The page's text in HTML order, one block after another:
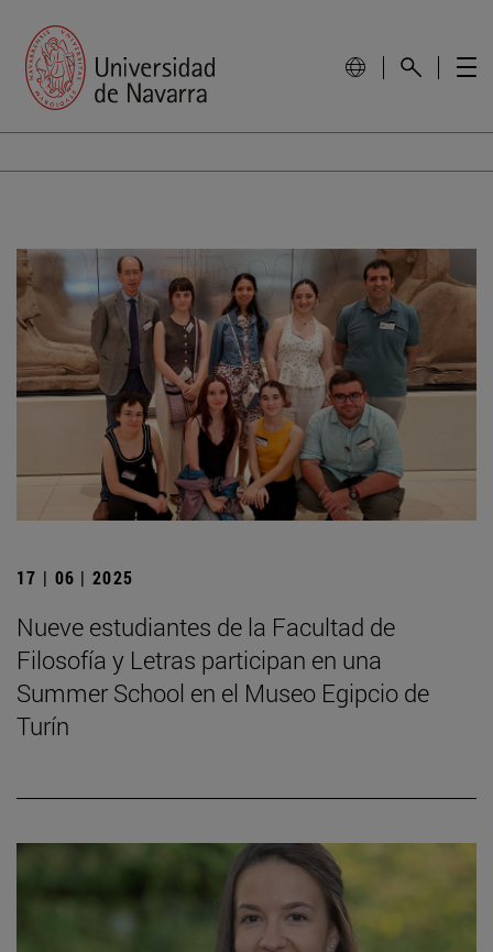
17 | 06 | 2025
Nueve estudiantes de la Facultad de
Filosofía y Letras participan en una
Summer School en el Museo Egipcio de
Turín